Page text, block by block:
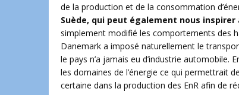
de la production et de la consommation
Suède, qui peut également nous inspirer
simplement modifié les comportements des
Danemark a imposé naturellement le
le pays n’a jamais eu d’industrie
les domaines de l’énergie ce qui permettrait
certaine dans la production des EnR afin de